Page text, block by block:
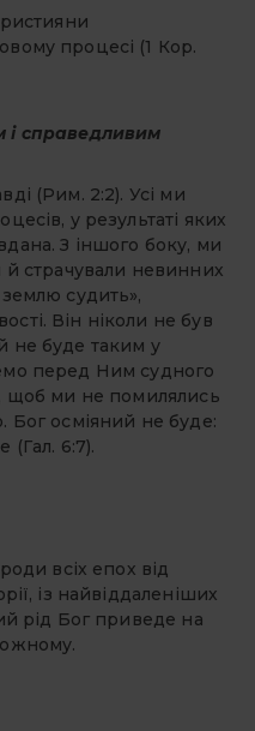
процесі (1 Кор.
і справедливим
(Рим. 2:2). Усі ми
у результаті яких
З іншого боку, ми
й страчували невинних
судить»,
Він ніколи не був
не буде таким у
перед Ним судного
щоб ми не помилялись
Бог осміяний не буде:
(Гал. 6:7).
всіх епох від
із найвіддаленіших
рід Бог приведе на